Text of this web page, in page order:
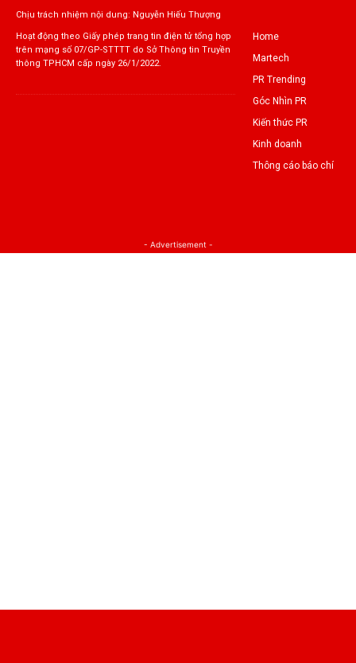
Chịu trách nhiệm nội dung: Nguyễn Hiếu Thượng
Hoạt động theo Giấy phép trang tin điện tử tổng hợp
trên mạng số 07/GP-STTTT do Sở Thông tin Truyền
thông TPHCM cấp ngày 26/1/2022.
Home
Martech
PR Trending
Góc Nhìn PR
Kiến thức PR
Kinh doanh
Thông cáo báo chí
- Advertisement -